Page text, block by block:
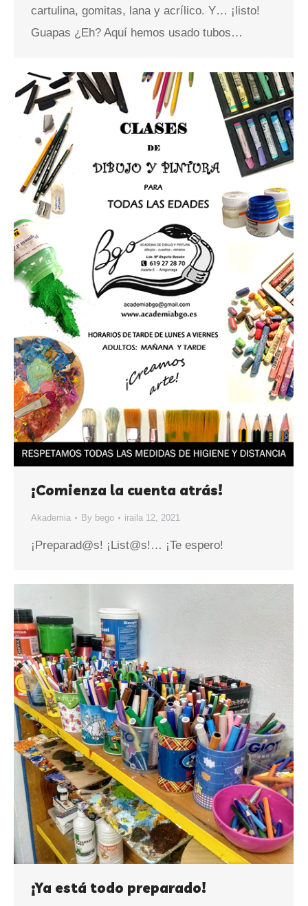
cartulina, gomitas, lana y acrílico. Y… ¡listo!
Guapas ¿Eh? Aquí hemos usado tubos…
¡Comienza la cuenta atrás!
Akademia By bego iraila 12, 2021
¡Preparad@s! ¡List@s!… ¡Te espero!
¡Ya está todo preparado!